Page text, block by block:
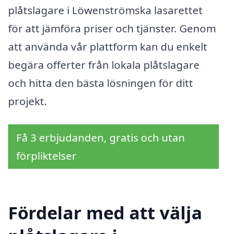
plåtslagare i Löwenströmska lasarettet
för att jämföra priser och tjänster. Genom
att använda vår plattform kan du enkelt
begära offerter från lokala plåtslagare
och hitta den bästa lösningen för ditt
projekt.
Få 3 erbjudanden, gratis och utan
förpliktelser
Fördelar med att välja